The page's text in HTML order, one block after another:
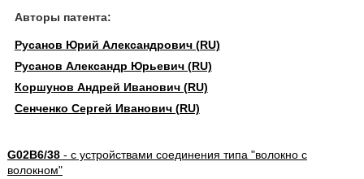
Авторы патента:
Русанов Юрий Александрович (RU)
Русанов Александр Юрьевич (RU)
Коршунов Андрей Иванович (RU)
Сенченко Сергей Иванович (RU)
G02B6/38- с устройствами соединения типа "волокно с
волокном"